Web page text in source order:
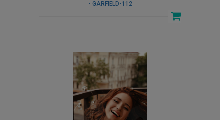
- GARFIELD-112